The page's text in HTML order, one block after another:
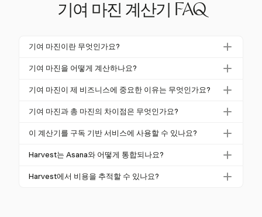
기여 마진 계산기 FAQ
기여 마진이란 무엇인가요?
기여 마진은 판매 수익에서 변동 비용을 빼서 개별 제
이는 기업이 얼마나 많은 수익이 고정 비용과 이익을
기여 마진을 어떻게 계산하나요?
기여 마진을 계산하려면 총 판매 수익에서 총 변동 비
$40의 변동 비용이 발생하면 기여 마진은 $60입니다.
기여 마진이 제 비즈니스에 중요한 이유는 무엇인가요?
기여 마진은 변동 비용을 충당하고 고정 비용 및 이익
가격 전략을 알리고 제품 및 서비스가 수익성이 있도록
기여 마진과 총 마진의 차이점은 무엇인가요?
기여 마진은 변동 비용을 고려하여 개별 제품의 수익성
용을 모두 고려하여 전체 비즈니스 수익성을 평가합니
이 계산기를 구독 기반 서비스에 사용할 수 있나요?
네, 기여 마진 계산기는 구독 기반 서비스의 수익성을
있습니다. 이는 지속 가능한 가격 모델 설정에 도움을
Harvest는 Asana와 어떻게 통합되나요?
Harvest는 Asana와 통합되어 작업 내에서 원활한 시간
Harvest에서 비용을 추적할 수 있나요?